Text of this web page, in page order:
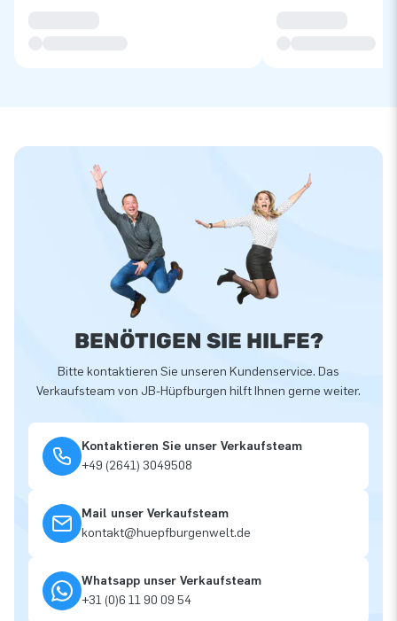
BENÖTIGEN SIE HILFE?
Bitte kontaktieren Sie unseren Kundenservice. Das
Verkaufsteam von JB-Hüpfburgen hilft Ihnen gerne weiter.
Kontaktieren Sie unser Verkaufsteam
+49 (2641) 3049508
Mail unser Verkaufsteam
kontakt@huepfburgenwelt.de
Whatsapp unser Verkaufsteam
+31 (0)6 11 90 09 54